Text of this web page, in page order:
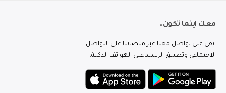
معك اينما تكون..
ابقى على تواصل معنا عبر منصاتنا على التواصل
الاجتماعي وتطبيق الرشيد على الهواتف الذكية.